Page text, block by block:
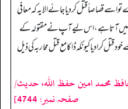
قصاصاً قتل کر دیا جائے الا یہ کہ معافی
آتا ہے، اس لیے آپ نے مقتولہ کے
قتل کرا دیا کیونکہ ڈاکا مع قتل محاربہ کی ذیل
محمد امین حفظ اللہ، حدیث/
صفحہ نمبر: 4744]